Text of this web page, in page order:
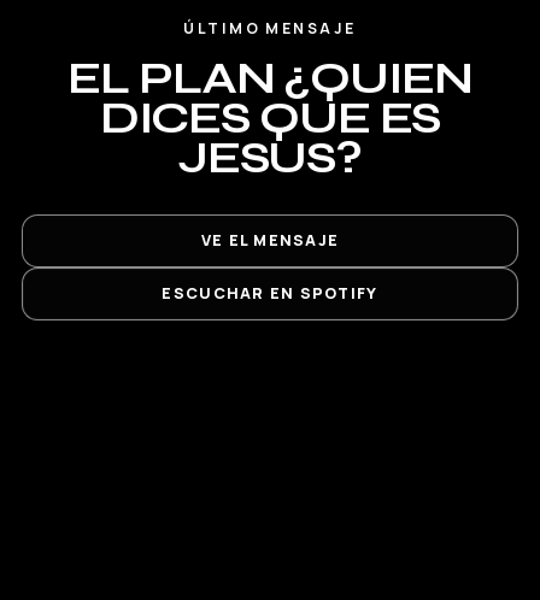
ÚLTIMO MENSAJE
EL PLAN ¿QUIEN
DICES QUE ES
JESUS?
VE EL MENSAJE
ESCUCHAR EN SPOTIFY